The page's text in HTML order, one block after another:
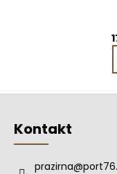
Kontakt
prazirna@